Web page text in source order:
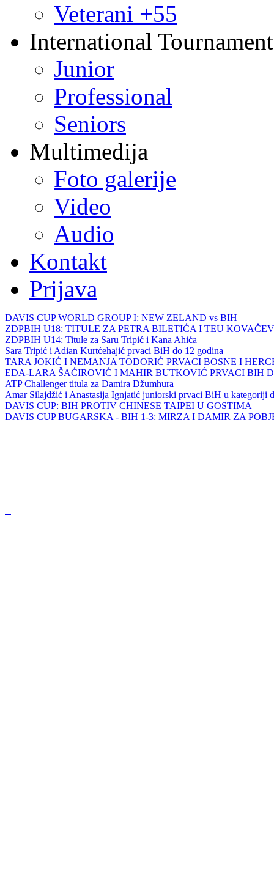
Veterani +55
International
Junior
Professional
Seniors
Multimedija
Foto galerije
Video
Audio
Kontakt
Prijava
DAVIS CUP WORLD GROUP I: NEW ZELAND vs BIH
ZDPBIH U18: TITULE ZA PETRA BILETIĆA I TEU
ZDPBIH U14: Titule za Saru Tripić i Kana Ahića
Sara Tripić i Adian Kurtćehajić prvaci BiH do 12 godina
TARA JOKIĆ I NEMANJA TODORIĆ PRVACI BOSNE I
EDA-LARA ŠAĆIROVIĆ I MAHIR BUTKOVIĆ PRVACI BIH
ATP Challenger titula za Damira Džumhura
Amar Silajdžić i Anastasija Ignjatić juniorski prvaci BiH u kategoriji
DAVIS CUP: BIH PROTIV CHINESE TAIPEI U GOSTIMA
DAVIS CUP BUGARSKA - BIH 1-3: MIRZA I DAMIR ZA